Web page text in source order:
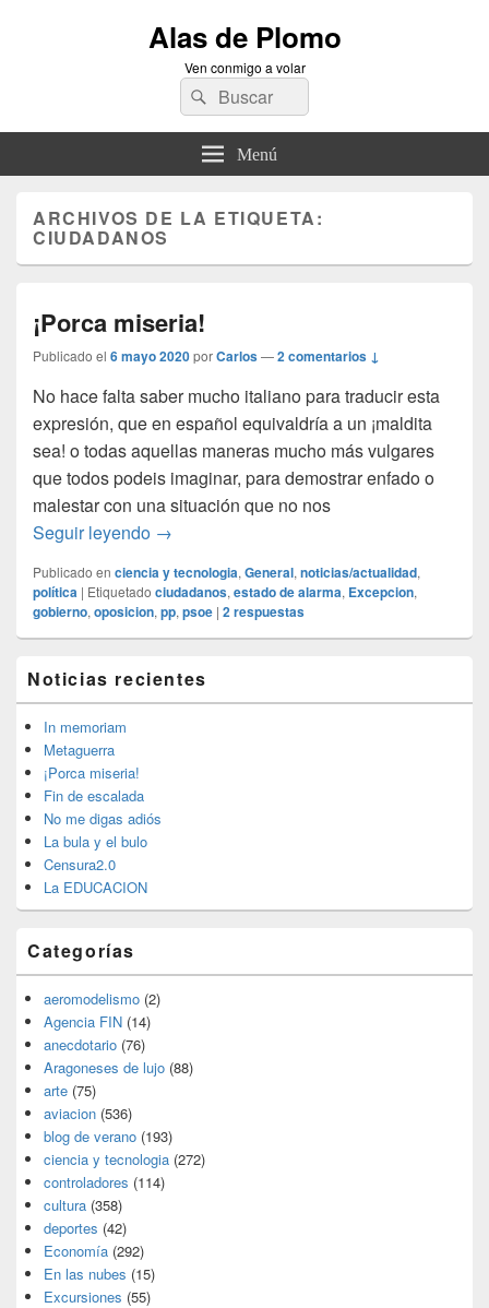
Alas de Plomo
Ven conmigo a volar
Buscar
por:
Buscar
Menú
ARCHIVOS DE LA ETIQUETA:
CIUDADANOS
¡Porca miseria!
Publicado el 6 mayo 2020porCarlos—2 comentarios ↓
No hace falta saber mucho italiano para traducir esta
expresión, que en español equivaldría a un ¡maldita
sea! o todas aquellas maneras mucho más vulgares
que todos podeis imaginar, para demostrar enfado o
malestar con una situación que no nos
Seguir leyendo ¡Porca miseria!
→
Publicado en ciencia y tecnologia, General, noticias/actualidad,
política | Etiquetado ciudadanos, estado de alarma, Excepcion,
gobierno, oposicion, pp, psoe | 2respuestas
área
de
widget
barra
lateral
primaria
Noticias recientes
In memoriam
Metaguerra
¡Porca miseria!
Fin de escalada
No me digas adiós
La bula y el bulo
Censura2.0
La EDUCACION
Categorías
aeromodelismo (2)
Agencia FIN (14)
anecdotario (76)
Aragoneses de lujo (88)
arte (75)
aviacion (536)
blog de verano (193)
ciencia y tecnologia (272)
controladores (114)
cultura (358)
deportes (42)
Economía (292)
En las nubes (15)
Excursiones (55)